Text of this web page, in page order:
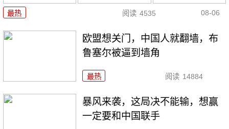
最热 阅读 4535 08-06
欧盟想关门，中国人就翻墙，布
鲁塞尔被逼到墙角
最热 阅读 14884
暴风来袭，这局决不能输，想赢
一定要和中国联手